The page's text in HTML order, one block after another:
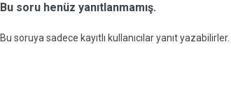
Bu soru henüz yanıtlanmamış.
Bu soruya sadece kayıtlı kullanıcılar yanıt